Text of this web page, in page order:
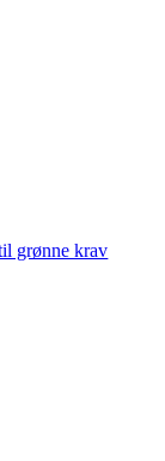
grønne krav